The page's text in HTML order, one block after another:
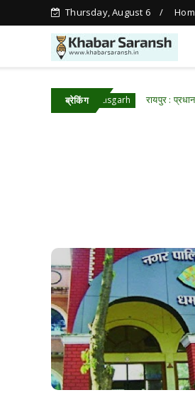
Thursday, August 6
ब्रेकिंग
Chhattisgarh रायपुर : प्रधानमंत्री टीबी